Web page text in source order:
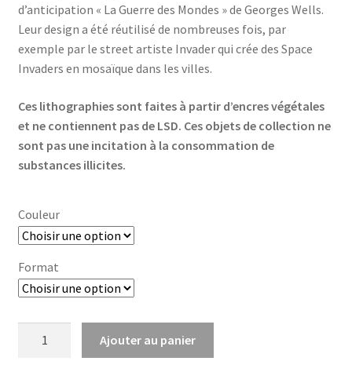
à
39,00 €
d’anticipation « La Guerre des Mondes » de Georges Wells.
Leur design a été réutilisé de nombreuses fois, par
exemple par le street artiste Invader qui crée des Space
Invaders en mosaïque dans les villes.
Ces lithographies sont faites à partir d’encres végétales
et ne contiennent pas de LSD. Ces objets de collection ne
sont pas une incitation à la consommation de
substances illicites.
Couleur
Format
Ajouter au panier